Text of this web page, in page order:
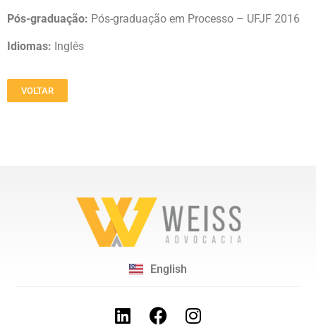
Pós-graduação: Pós-graduação em Processo – UFJF 2016
Idiomas: Inglês
VOLTAR
English